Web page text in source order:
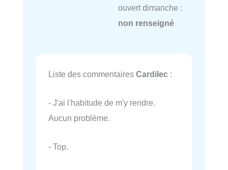
ouvert dimanche :
non renseigné
Liste des commentaires Cardilec :
- J'ai l'habitude de m'y rendre.
Aucun problème.
- Top.